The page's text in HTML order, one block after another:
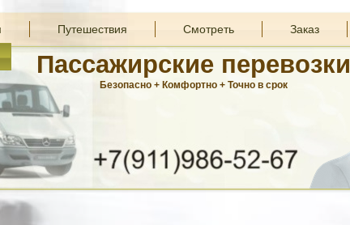
Путешествия Смотреть Заказ
Пассажирские перевозки
Безопасно + Комфортно + Точно в срок